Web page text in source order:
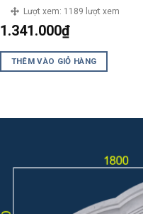
Lượt xem: 1189 lượt xem
1.341.000₫
THÊM VÀO GIỎ HÀNG